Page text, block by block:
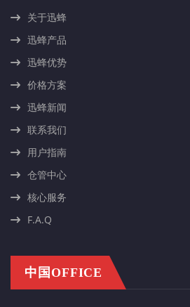
关于迅蜂
迅蜂产品
迅蜂优势
价格方案
迅蜂新闻
联系我们
用户指南
仓管中心
核心服务
F.A.Q
中国OFFICE